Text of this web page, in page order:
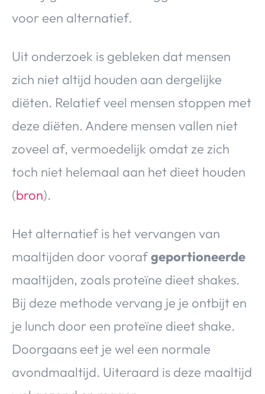
voor een alternatief.
Uit onderzoek is gebleken dat mensen
zich niet altijd houden aan dergelijke
diëten. Relatief veel mensen stoppen met
deze diëten. Andere mensen vallen niet
zoveel af, vermoedelijk omdat ze zich
toch niet helemaal aan het dieet houden
(bron).
Het alternatief is het vervangen van
maaltijden door voorafgeportioneerde
maaltijden, zoals proteïne dieet shakes.
Bij deze methode vervang je je ontbijt en
je lunch door een proteïne dieet shake.
Doorgaans eet je wel een normale
avondmaaltijd. Uiteraard is deze maaltijd